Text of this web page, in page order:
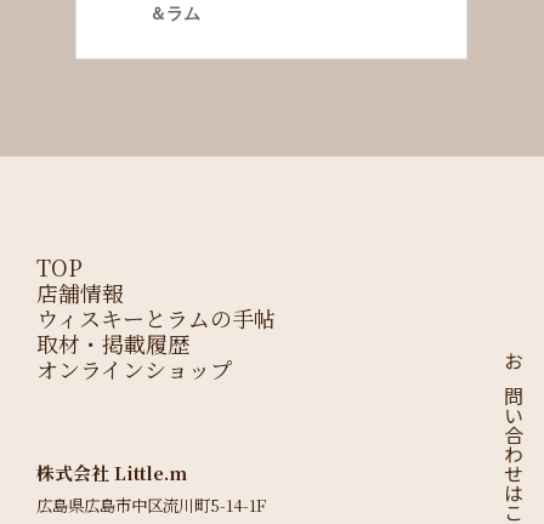
お問い合わせはこちら
TOP
店舗情報
ウィスキーとラムの手帖
取材・掲載履歴
オンラインショップ
株式会社 Little.m
広島県広島市中区流川町5-14-1F